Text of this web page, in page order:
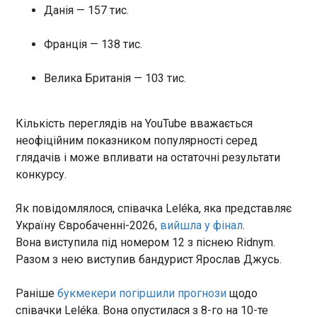
повернулися 20 бійців Азову
Під час сьогоднішнього обміну полоненими
додому з російської неволі повернулися 20
військовослужбовців 1 корпусу Національної
гвардії України Азов. Про це повідомив
командир бригади Азов Денис Прокопенко
рідну землю повернулись 20 бійців 1 корпусу
НГУ Азов, з них 19 оборонці Маріуполя. Чотири
роки в російській неволі, і ось, нарешті, зустріч з
рідними, які боролись за повернення своїх і
чекали на цей день", - написав він. Нагадаємо,
масштабного обміну військовополоненими
1000 на 1000. Додому вдалося повернути 205
Трамп вважає, що у Стармера "великі
проблеми"
Американський президент Дональд Трамп
прокоментував політичну ситуацію у Великій
Данія — 157 тис.
Франція — 138 тис.
Велика Британія — 103 тис.
Кількість переглядів на YouTube вважається
неофіційним показником популярності серед
глядачів і може впливати на остаточні результати
конкурсу.
Як повідомлялося, співачка Leléka, яка представляє
Україну Євробаченні-2026, вийшла у фінал.
Вона виступила під номером 12 з піснею Ridnym.
Разом з нею виступив бандурист Ярослав Джусь.
Ранішебукмекери погіршили прогнозищодо
співачки Leléka. Вона опустилася з 8-го на 10-те